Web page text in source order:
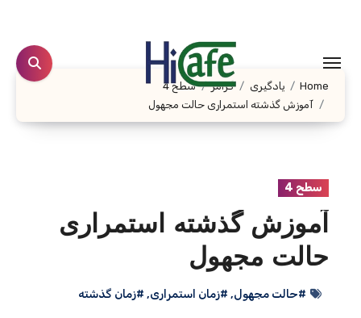
content
Home یادگیری گرامر
سطح 4
آموزش گذشته استمراری حالت مجهول
سطح 4
آموزش گذشته استمراری
حالت مجهول
#حالت مجهول, #زمان استمراری, #زمان گذشته